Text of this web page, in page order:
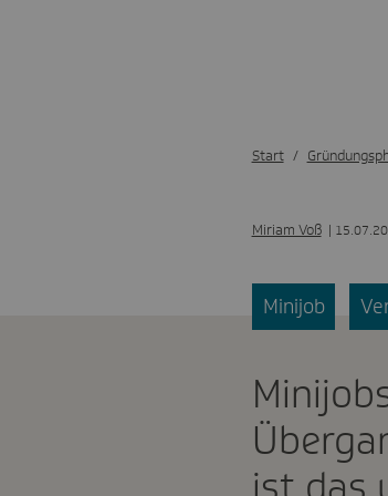
Start
Miriam Voß |
Minijob